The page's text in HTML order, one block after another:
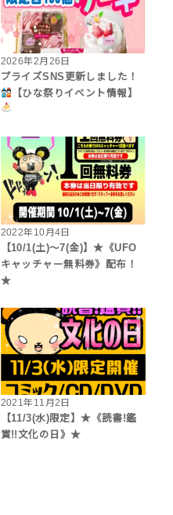
2026年2月26日
プライズSNS更新しました！
【ひな祭りイベント情報】
2022年10月4日
【10/1(土)～7(金)】★《UFO
キャッチャー無料券》配布！
★
2021年11月2日
【11/3(水)限定】★《読書!鑑
賞!!文化の日》★